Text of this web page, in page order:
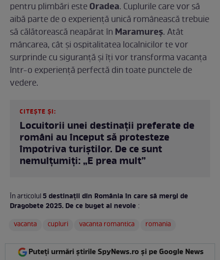
pentru plimbări esteOradea. Cuplurile care vor să
aibă parte de o experiență unică românească trebuie
să călătorească neapărat în Maramureș. Atât
mâncarea, cât și ospitalitatea localnicilor te vor
surprinde cu siguranță și îți vor transforma vacanța
într-o experiență perfectă din toate punctele de
vedere.
CITEȘTE ȘI:
Locuitorii unei destinații preferate de
români au început să protesteze
împotriva turiștilor. De ce sunt
nemulțumiți: „E prea mult”
În articolul5 destinații din România în care să mergi de
Dragobete 2025. De ce buget ai nevoie :
vacanta
cupluri vacanta romantica romania
Puteți urmări știrile SpyNews.ro și pe Google News